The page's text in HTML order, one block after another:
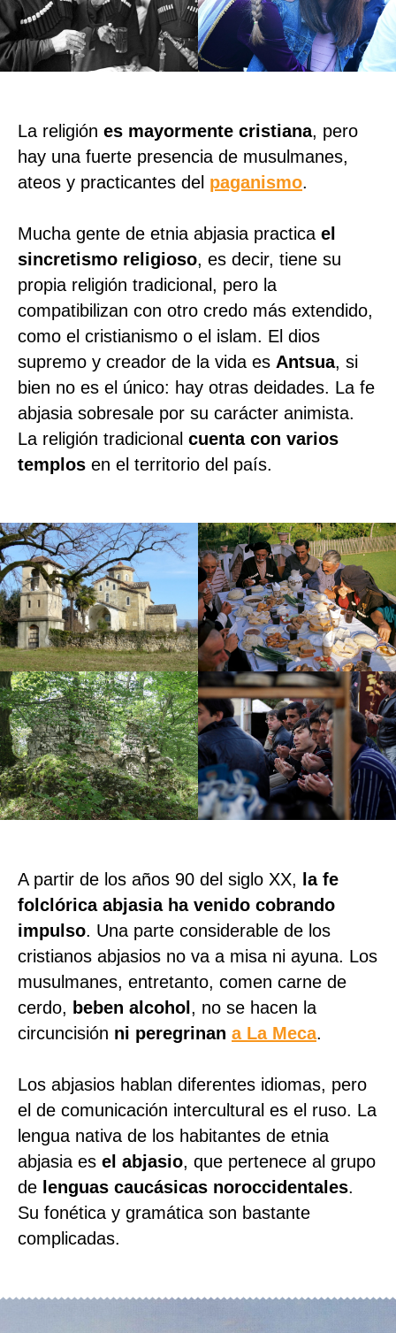
La religión es mayormente cristiana, pero
hay una fuerte presencia de musulmanes,
ateos y practicantes del paganismo.
Mucha gente de etnia abjasia practica el
sincretismo religioso, es decir, tiene su
propia religión tradicional, pero la
compatibilizan con otro credo más extendido,
como el cristianismo o el islam. El dios
supremo y creador de la vida es Antsua, si
bien no es el único: hay otras deidades. La fe
abjasia sobresale por su carácter animista.
La religión tradicional cuenta con varios
templos en el territorio del país.
A partir de los años 90 del siglo XX,
la fe
folclórica abjasia ha venido cobrando
impulso. Una parte considerable de los
cristianos abjasios no va a misa ni ayuna. Los
musulmanes, entretanto, comen carne de
cerdo, beben alcohol , no se hacen la
circuncisión ni peregrinan a La Meca.
Los abjasios hablan diferentes idiomas, pero
el de comunicación intercultural es el ruso. La
lengua nativa de los habitantes de etnia
abjasia es el abjasio, que pertenece al grupo
de lenguas caucásicas noroccidentales.
Su fonética y gramática son bastante
complicadas.